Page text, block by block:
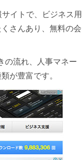
イトで、ビジネス用
さんあり、無料の会
の流れ、人事マネー
が豊富です。